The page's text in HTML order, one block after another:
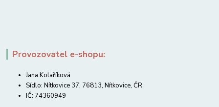
Provozovatel e-shopu:
Jana Kolaříková
Sídlo: Nítkovice 37, 76813, Nítkovice, ČR
IČ: 74360949